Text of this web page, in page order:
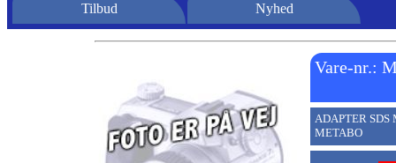
Tilbud Nyhed
Vare-nr.:
ADAPTER SDS
METABO